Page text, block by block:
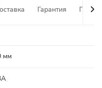
Гарантия
мм